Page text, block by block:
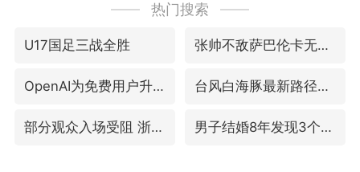
热门搜索
U17国足三战全胜 张帅不敌萨巴伦卡无缘多伦多站16强
OpenAI为免费用户升级GPT-5.6 Luna 台风白海豚最新路径研判来了
部分观众入场受阻 浙江省博物馆致歉 男子结婚8年发现3个女儿均非亲生